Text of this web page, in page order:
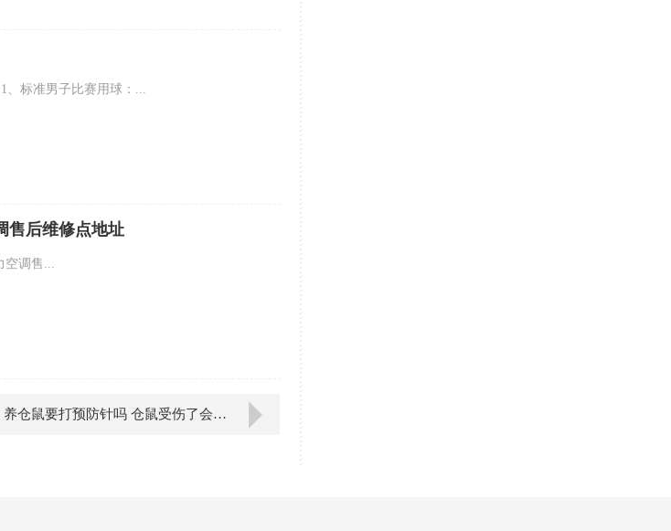
、标准男子比赛用球：...
售后维修点地址
空调售...
下一篇 : 养仓鼠要打预防针吗 仓鼠受伤了会自己好吗